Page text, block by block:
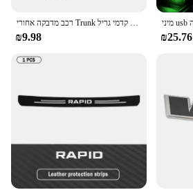
רכב מדבקה אחורי Trunk קדמי גריל VRS סמל תג לוגו עבור סקודה VRS אוקטביה 1 2 3 מהיר Kodiaq Karoq פאביה Kamiq מעולה
₪9.98 ₪25.76